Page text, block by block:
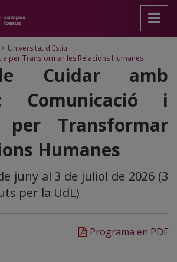
> Universitat d'Estiu
per Transformar les Relacions Humanes
Cuidar amb
Comunicació i
per Transformar
Humanes
juny al 3 de juliol de 2026 (3
per la UdL)
Programa en PDF